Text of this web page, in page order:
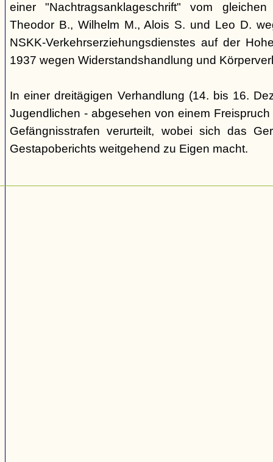
einer "Nachtragsanklageschrift" vom
Theodor B., Wilhelm M., Alois S. und Leo D.
NSKK-Verkehrserziehungsdienstes auf der
1937 wegen Widerstandshandlung und
In einer dreitägigen Verhandlung (14. bis 16.
Jugendlichen - abgesehen von einem
Gefängnisstrafen verurteilt, wobei sich das
Gestapoberichts weitgehend zu Eigen macht.